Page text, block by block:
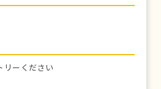
リーください